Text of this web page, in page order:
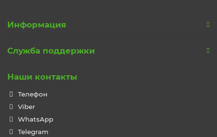
Информация
Служба поддержки
Наши контакты
Телефон
Viber
WhatsApp
Telegram